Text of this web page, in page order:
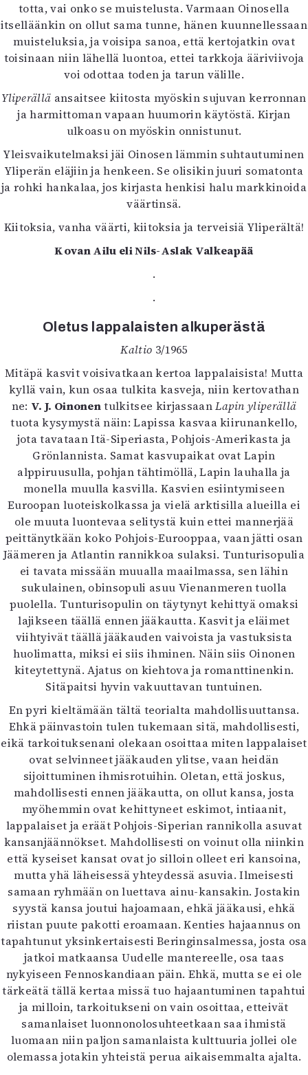
totta, vai onko se muistelusta. Varmaan Oinosella
itselläänkin on ollut sama tunne, hänen kuunnellessaan
muisteluksia, ja voisipa sanoa, että kertojatkin ovat
toisinaan niin lähellä luontoa, ettei tarkkoja ääriviivoja
voi odottaa toden ja tarun välille.
Yliperällä ansaitsee kiitosta myöskin sujuvan kerronnan
ja harmittoman vapaan huumorin käytöstä. Kirjan
ulkoasu on myöskin onnistunut.
Yleisvaikutelmaksi jäi Oinosen lämmin suhtautuminen
Yliperän eläjiin ja henkeen. Se olisikin juuri somatonta
ja rohki hankalaa, jos kirjasta henkisi halu markkinoida
väärtinsä.
Kiitoksia, vanha väärti, kiitoksia ja terveisiä Yliperältä!
Kovan Ailu eli Nils-Aslak Valkeapää
.
.
Oletus lappalaisten alkuperästä
Kaltio 3/1965
Mitäpä kasvit voisivatkaan kertoa lappalaisista! Mutta
kyllä vain, kun osaa tulkita kasveja, niin kertovathan
ne: V. J. Oinonentulkitsee kirjassaanLapin yliperällä
tuota kysymystä näin: Lapissa kasvaa kiirunankello,
jota tavataan Itä-Siperiasta, Pohjois-Amerikasta ja
Grönlannista. Samat kasvupaikat ovat Lapin
alppiruusulla, pohjan tähtimöllä, Lapin lauhalla ja
monella muulla kasvilla. Kasvien esiintymiseen
Euroopan luoteiskolkassa ja vielä arktisilla alueilla ei
ole muuta luontevaa selitystä kuin ettei mannerjää
peittänytkään koko Pohjois-Eurooppaa, vaan jätti osan
Jäämeren ja Atlantin rannikkoa sulaksi. Tunturisopulia
ei tavata missään muualla maailmassa, sen lähin
sukulainen, obinsopuli asuu Vienanmeren tuolla
puolella. Tunturisopulin on täytynyt kehittyä omaksi
lajikseen täällä ennen jääkautta. Kasvit ja eläimet
viihtyivät täällä jääkauden vaivoista ja vastuksista
huolimatta, miksi ei siis ihminen. Näin siis Oinonen
kiteytettynä. Ajatus on kiehtova ja romanttinenkin.
Sitäpaitsi hyvin vakuuttavan tuntuinen.
En pyri kieltämään tältä teorialta mahdollisuuttansa.
Ehkä päinvastoin tulen tukemaan sitä, mahdollisesti,
eikä tarkoituksenani olekaan osoittaa miten lappalaiset
ovat selvinneet jääkauden ylitse, vaan heidän
sijoittuminen ihmisrotuihin. Oletan, että joskus,
mahdollisesti ennen jääkautta, on ollut kansa, josta
myöhemmin ovat kehittyneet eskimot, intiaanit,
lappalaiset ja eräät Pohjois-Siperian rannikolla asuvat
kansanjäännökset. Mahdollisesti on voinut olla niinkin
että kyseiset kansat ovat jo silloin olleet eri kansoina,
mutta yhä läheisessä yhteydessä asuvia. Ilmeisesti
samaan ryhmään on luettava ainu-kansakin. Jostakin
syystä kansa joutui hajoamaan, ehkä jääkausi, ehkä
riistan puute pakotti eroamaan. Kenties hajaannus on
tapahtunut yksinkertaisesti Beringinsalmessa, josta osa
jatkoi matkaansa Uudelle mantereelle, osa taas
nykyiseen Fennoskandiaan päin. Ehkä, mutta se ei ole
tärkeätä tällä kertaa missä tuo hajaantuminen tapahtui
ja milloin, tarkoitukseni on vain osoittaa, etteivät
samanlaiset luonnonolosuhteetkaan saa ihmistä
luomaan niin paljon samanlaista kulttuuria jollei ole
olemassa jotakin yhteistä perua aikaisemmalta ajalta.